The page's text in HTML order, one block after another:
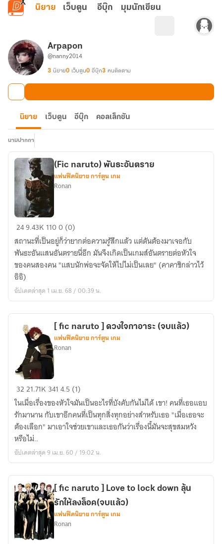
ข้ามไปยังเนื้อหาหลัก
นิยาย เว็บตูน อีบุ๊ก มุมนักเขียน
Arpapon
@nanny2014
3 นิยาย0 เว็บตูน0 อีบุ๊ก3 คนติดตาม
นิยาย เว็บตูน อีบุ๊ก คอลเล็กชัน
นามปากกา
(Fic
naruto)
พันธะ
อันตราย
(Fic naruto) พันธะอันตราย
แฟนฟิคนิยาย การ์ตูน เกม
Ronan
249.43K 1100 (0)
สถานะที่เป็นอยู่ก็ว่ายากต่อความรู้สึกแล้ว แต่ดันต้องมาเจอกับ
พันธะอันแสนอันตรายนี่อีก มันจึงเกิดเป็นเกมส์อันตรายต่อหัวใจ
ของคนสองคน "แสบนักพ่อจะจัดให้ไปไม่เป็นเลย" (คาคาชิกล่าวไว้
อิอิ)
อัปเดตล่าสุด 1 เม.ย. 68 / 00:39 น.
fic
naruto
]
ดวงใจ
กา
อาระ
แล้ว)
[ fic naruto ] ดวงใจกาอาระ (จบแล้ว)
แฟนฟิคนิยาย การ์ตูน เกม
Ronan
3221.71K 3414.5 (1)
ในเมื่อเรื่องของหัวใจมันเป็นอะไรที่บังคับกันไม่ได้ เขา! คนที่เธอแอบ
รักมานาน กับเขาอีกคนที่เป็นทุกสิ่งทุกอย่างสำหรับเธอ "เมื่อเธอจะ
ต้องเลือก" มาเอาใจช่วยเขาและเธอกันว่าเรื่องนี้มันจะสุขสมหวัง
หรือไม่..
อัปเดตล่าสุด 9 เม.ย. 60 / 19:02 น.
[ fic naruto ] Love to lock down ลุ้น
รักให้ลงล็อค(จบแล้ว)
แฟนฟิคนิยาย การ์ตูน เกม
Ronan